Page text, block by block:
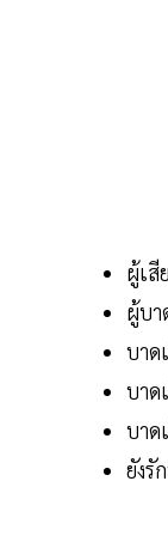
ผู้เสี
ผู้บา
บาด
บาด
บาด
ยังรั